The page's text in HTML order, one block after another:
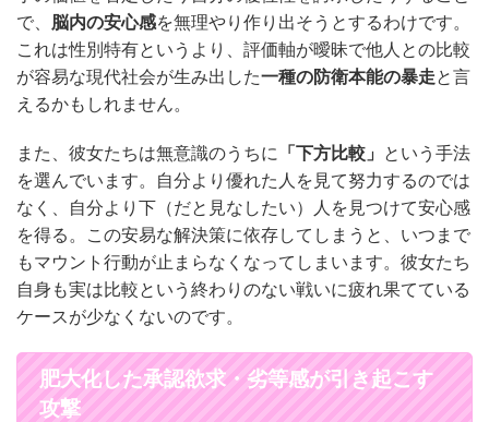
で、 脳内の安心感を無理やり作り出そうとするわけです。
これは性別特有というより、評価軸が曖昧で他人との比較
が容易な現代社会が生み出した一種の防衛本能の暴走と言
えるかもしれません。
また、彼女たちは無意識のうちに 「下方比較」 という手法
を選んでいます。自分より優れた人を見て努力するのでは
なく、自分より下（だと見なしたい）人を見つけて安心感
を得る。この安易な解決策に依存してしまうと、いつまで
もマウント行動が止まらなくなってしまいます。彼女たち
自身も実は比較という終わりのない戦いに疲れ果てている
ケースが少なくないのです。
肥大化した承認欲求・劣等感が引き起こす
攻撃